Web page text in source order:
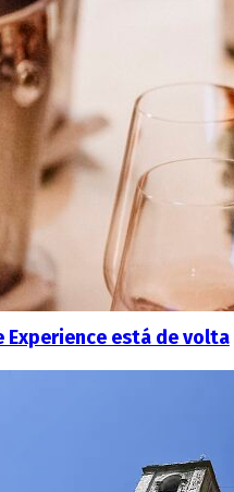
Experience está de volta